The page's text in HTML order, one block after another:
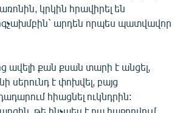
կրկին հրավիրել են
արդեն որպես պատվավոր
ավելի քան քսան տարի է անցել,
սերունդ է փոխվել, բայց
հիացնել ուկնդրին:
թե ինչպես է դա հաջողվում,